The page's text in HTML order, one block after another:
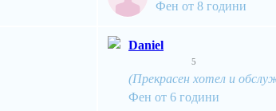
Фен от 8 години
Daniel
5
(Прекрасен хотел и
Фен от 6 години